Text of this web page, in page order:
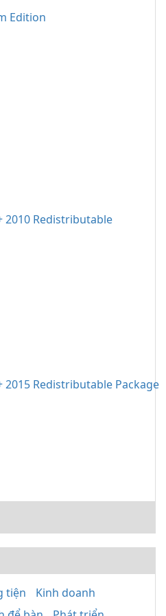
tiện
Kinh doanh